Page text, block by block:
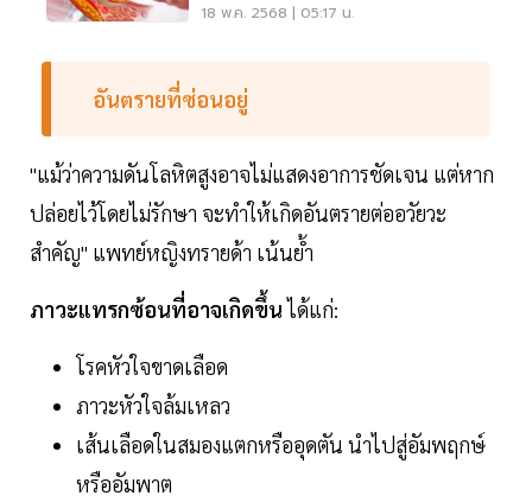
18 พ.ค. 2568 | 05:17 น.
อันตรายที่ซ่อนอยู่
"แม้ว่าความดันโลหิตสูงอาจไม่แสดงอาการชัดเจน แต่หาก
ปล่อยไว้โดยไม่รักษา จะทำให้เกิดอันตรายต่ออวัยวะ
สำคัญ" แพทย์หญิงทรายด้า เน้นย้ำ
ภาวะแทรกซ้อนที่อาจเกิดขึ้นได้แก่:
โรคหัวใจขาดเลือด
ภาวะหัวใจล้มเหลว
เส้นเลือดในสมองแตกหรืออุดตัน นำไปสู่อัมพฤกษ์
หรืออัมพาต